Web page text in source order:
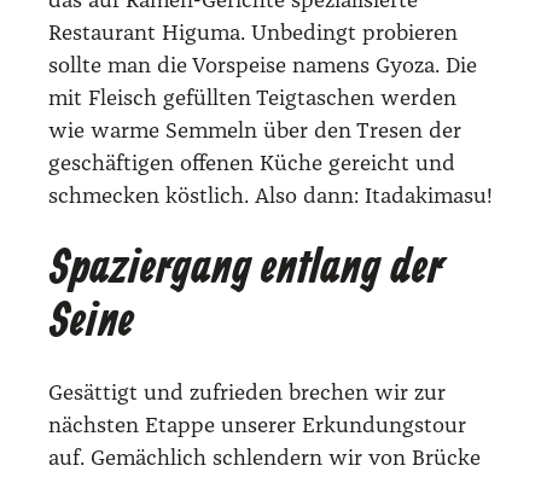
Restau­rant Higu­ma. Unbe­dingt pro­bie­ren
soll­te man die Vor­spei­se namens Gyo­za. Die
mit Fleisch gefüll­ten Teig­ta­schen wer­den
wie war­me Sem­meln über den Tre­sen der
geschäf­ti­gen offe­nen Küche gereicht und
schme­cken köst­lich. Also dann: Itad­aki­ma­su!
Spaziergang entlang der
Seine
Gesät­tigt und zufrie­den bre­chen wir zur
nächs­ten Etap­pe unse­rer Erkun­dungs­tour
auf. Gemäch­lich schlen­dern wir von Brü­cke